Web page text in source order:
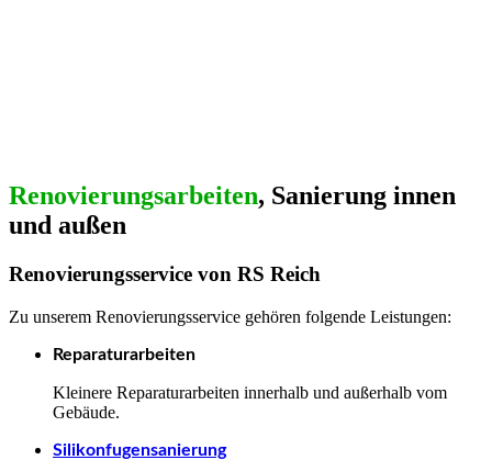
Renovierungsarbeiten, Sanierung innen
und außen
Renovierungsservice von RS Reich
Zu unserem Renovierungsservice gehören folgende Leistungen:
Reparaturarbeiten
Kleinere Reparaturarbeiten innerhalb und außerhalb vom
Gebäude.
Silikonfugensanierung